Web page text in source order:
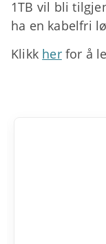
1TB vil bli
ha en kabelfri
Klikk herfor å